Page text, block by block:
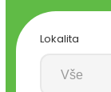
Lokalita